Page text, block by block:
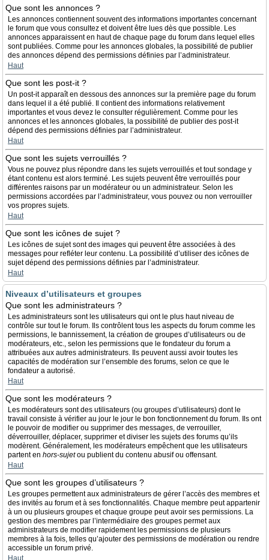
Que sont les annonces ?
Les annonces contiennent souvent des informations importantes concernant
le forum que vous consultez et doivent être lues dès que possible. Les
annonces apparaissent en haut de chaque page du forum dans lequel elles
sont publiées. Comme pour les annonces globales, la possibilité de publier
des annonces dépend des permissions définies par l’administrateur.
Haut
Que sont les post-it ?
Un post-it apparaît en dessous des annonces sur la première page du forum
dans lequel il a été publié. Il contient des informations relativement
importantes et vous devez le consulter régulièrement. Comme pour les
annonces et les annonces globales, la possibilité de publier des post-it
dépend des permissions définies par l’administrateur.
Haut
Que sont les sujets verrouillés ?
Vous ne pouvez plus répondre dans les sujets verrouillés et tout sondage y
étant contenu est alors terminé. Les sujets peuvent être verrouillés pour
différentes raisons par un modérateur ou un administrateur. Selon les
permissions accordées par l’administrateur, vous pouvez ou non verrouiller
vos propres sujets.
Haut
Que sont les icônes de sujet ?
Les icônes de sujet sont des images qui peuvent être associées à des
messages pour refléter leur contenu. La possibilité d’utiliser des icônes de
sujet dépend des permissions définies par l’administrateur.
Haut
Niveaux d’utilisateurs et groupes
Que sont les administrateurs ?
Les administrateurs sont les utilisateurs qui ont le plus haut niveau de
contrôle sur tout le forum. Ils contrôlent tous les aspects du forum comme les
permissions, le bannissement, la création de groupes d’utilisateurs ou de
modérateurs, etc., selon les permissions que le fondateur du forum a
attribuées aux autres administrateurs. Ils peuvent aussi avoir toutes les
capacités de modération sur l’ensemble des forums, selon ce que le
fondateur a autorisé.
Haut
Que sont les modérateurs ?
Les modérateurs sont des utilisateurs (ou groupes d’utilisateurs) dont le
travail consiste à vérifier au jour le jour le bon fonctionnement du forum. Ils ont
le pouvoir de modifier ou supprimer des messages, de verrouiller,
déverrouiller, déplacer, supprimer et diviser les sujets des forums qu’ils
modèrent. Généralement, les modérateurs empêchent que les utilisateurs
partent en hors-sujetou publient du contenu abusif ou offensant.
Haut
Que sont les groupes d’utilisateurs ?
Les groupes permettent aux administrateurs de gérer l’accès des membres et
des invités au forum et à ses fonctionnalités. Chaque membre peut appartenir
à un ou plusieurs groupes et chaque groupe peut avoir ses permissions. La
gestion des membres par l’intermédiaire des groupes permet aux
administrateurs de modifier rapidement les permissions de plusieurs
membres à la fois, telles qu’ajouter des permissions de modération ou rendre
accessible un forum privé.
Haut